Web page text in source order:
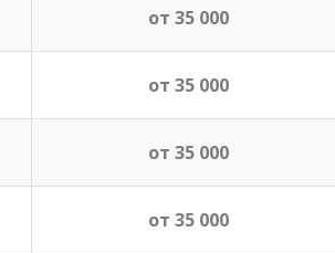
от 35 000
от 35 000
от 35 000
от 35 000